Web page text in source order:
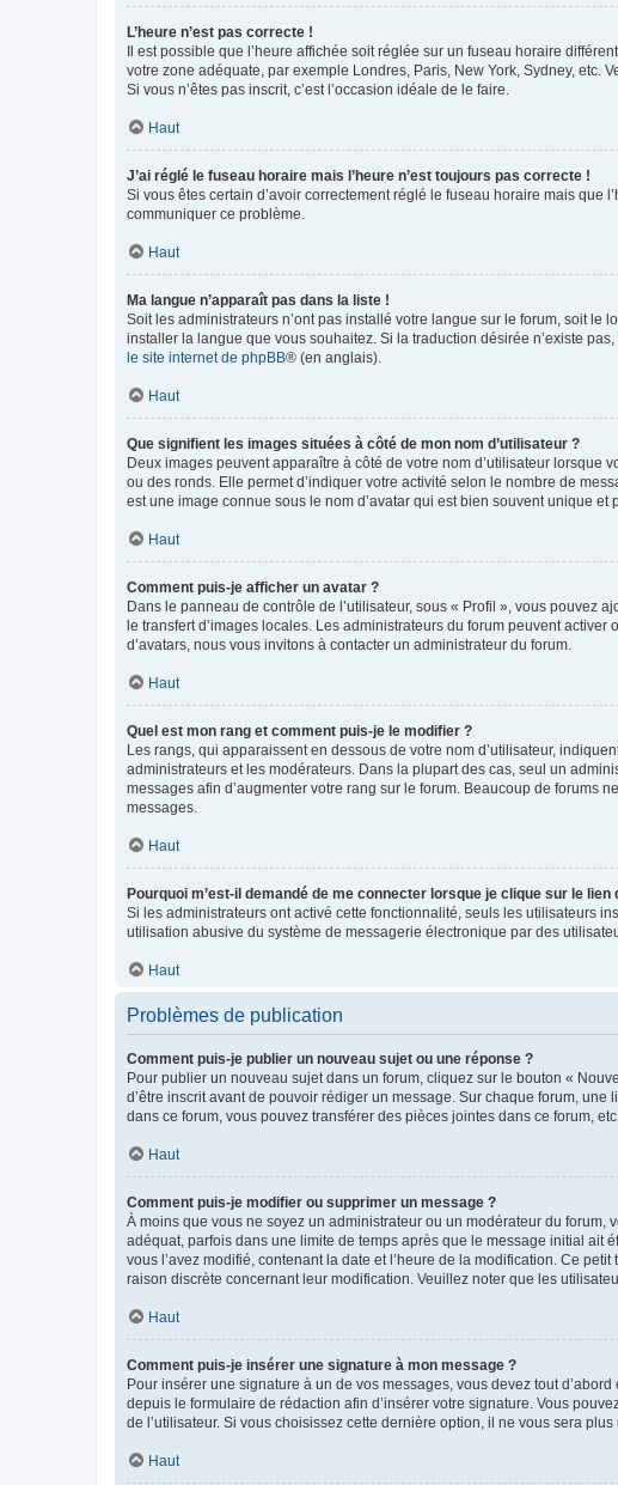
L’heure n’est pas correcte !
Il est possible que l’heure affichée soit réglée sur un fuseau horaire
votre zone adéquate, par exemple Londres, Paris, New York, Sydney, etc.
Si vous n’êtes pas inscrit, c’est l’occasion idéale de le faire.
Haut
J’ai réglé le fuseau horaire mais l’heure n’est toujours pas correcte !
Si vous êtes certain d’avoir correctement réglé le fuseau horaire mais que
communiquer ce problème.
Haut
Ma langue n’apparaît pas dans la liste !
Soit les administrateurs n’ont pas installé votre langue sur le forum, soit le
installer la langue que vous souhaitez. Si la traduction désirée n’existe
le site internet de phpBB® (en anglais).
Haut
Que signifient les images situées à côté de mon nom d’utilisateur ?
Deux images peuvent apparaître à côté de votre nom d’utilisateur lorsque
ou des ronds. Elle permet d’indiquer votre activité selon le nombre de
est une image connue sous le nom d’avatar qui est bien souvent unique et
Haut
Comment puis-je afficher un avatar ?
Dans le panneau de contrôle de l’utilisateur, sous « Profil », vous pouvez
le transfert d’images locales. Les administrateurs du forum peuvent
d’avatars, nous vous invitons à contacter un administrateur du forum.
Haut
Quel est mon rang et comment puis-je le modifier ?
Les rangs, qui apparaissent en dessous de votre nom d’utilisateur,
administrateurs et les modérateurs. Dans la plupart des cas, seul un
messages afin d’augmenter votre rang sur le forum. Beaucoup de forums
messages.
Haut
Pourquoi m’est-il demandé de me connecter lorsque je clique sur le
Si les administrateurs ont activé cette fonctionnalité, seuls les utilisateurs
utilisation abusive du système de messagerie électronique par des
Haut
Problèmes de publication
Comment puis-je publier un nouveau sujet ou une réponse ?
Pour publier un nouveau sujet dans un forum, cliquez sur le bouton «
d’être inscrit avant de pouvoir rédiger un message. Sur chaque forum,
dans ce forum, vous pouvez transférer des pièces jointes dans ce forum, etc.
Haut
Comment puis-je modifier ou supprimer un message ?
À moins que vous ne soyez un administrateur ou un modérateur du
adéquat, parfois dans une limite de temps après que le message initial ait
vous l’avez modifié, contenant la date et l’heure de la modification. Ce
raison discrète concernant leur modification. Veuillez noter que les
Haut
Comment puis-je insérer une signature à mon message ?
Pour insérer une signature à un de vos messages, vous devez tout
depuis le formulaire de rédaction afin d’insérer votre signature. Vous
de l’utilisateur. Si vous choisissez cette dernière option, il ne vous sera
Haut